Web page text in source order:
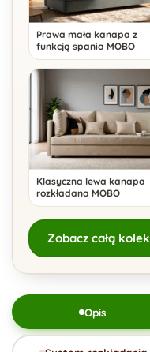
Prawa mała kanapa z
funkcją spania MOBO
Klasyczna lewa kanapa
rozkładana MOBO
Zobacz całą
Opis